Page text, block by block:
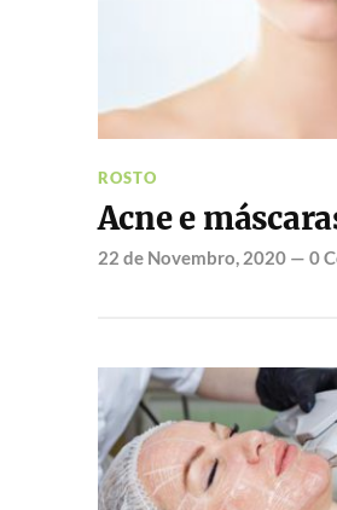
ROSTO
Acne e
22 de Novembro, 2020— 0